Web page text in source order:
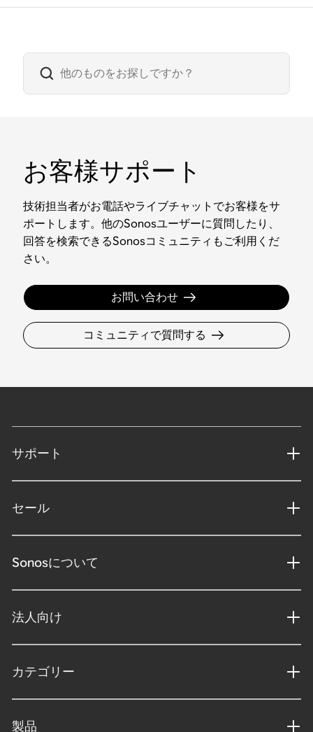
お客様サポート
技術担当者がお電話やライブチャットでお客様をサ
ポートします。他のSonosユーザーに質問したり、
回答を検索できるSonosコミュニティもご利用くだ
さい。
お問い合わせ
コミュニティで質問する
サポート
セール
Sonosについて
法人向け
カテゴリー
製品